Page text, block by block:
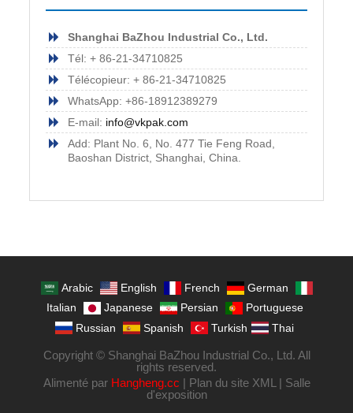
Shanghai BaZhou Industrial Co., Ltd.
Tél: + 86-21-34710825
Télécopieur: + 86-21-34710825
WhatsApp: +86-18912389279
E-mail: info@vkpak.com
Add: Plant No. 6, No. 477 Tie Feng Road,
Baoshan District, Shanghai, China.
Arabic English French
German
Italian
Japanese Persian
Portuguese
Russian
Spanish Turkish Thai
Copyright © Shanghai BaZhou Industrial Co., Ltd. All
rights reserved.
Alimenté par Hangheng.cc | Plan du site XML | Salle
d'exposition